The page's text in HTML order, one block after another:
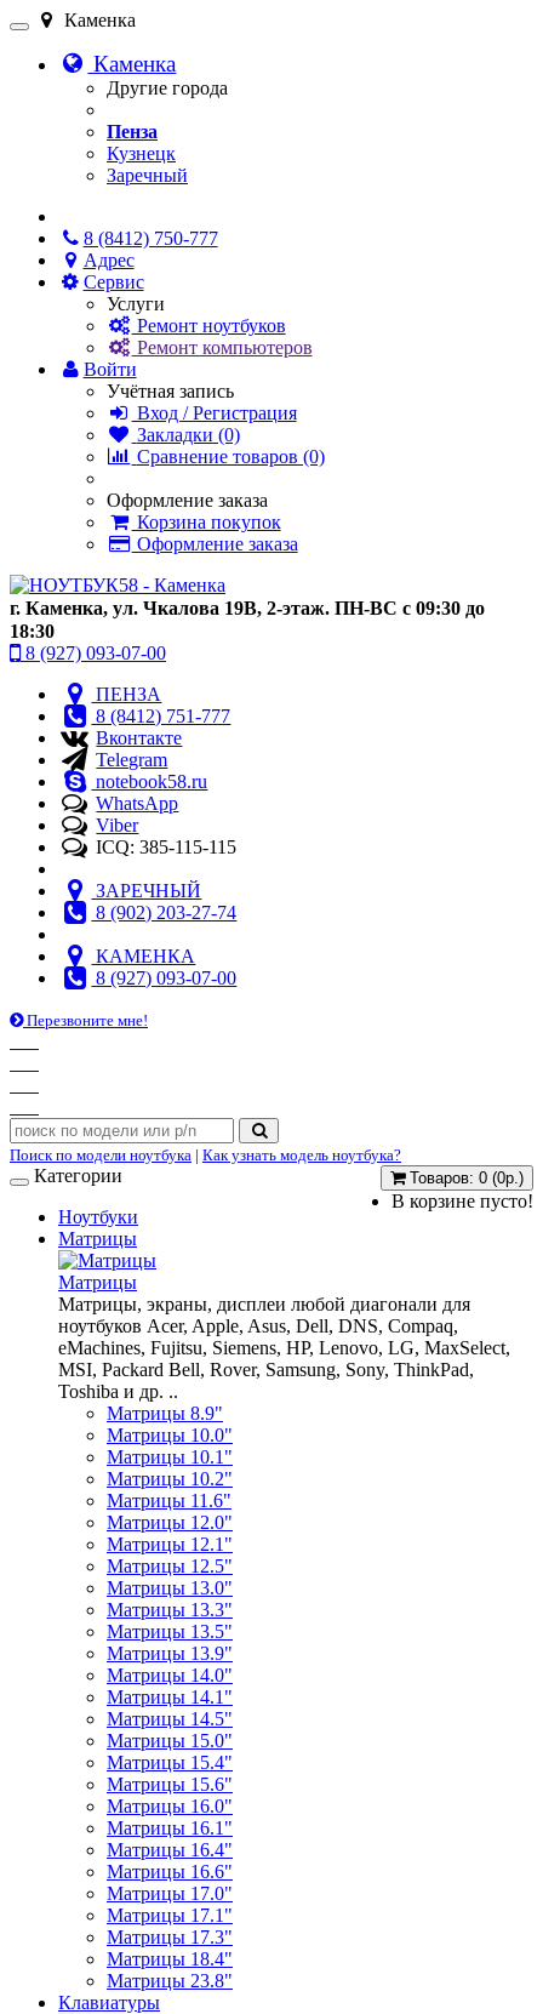
Каменка
Каменка
Другие города
Пенза
Кузнецк
Заречный
8 (8412) 750-777
Адрес
Сервис
Услуги
Ремонт ноутбуков
Ремонт компьютеров
Войти
Учётная запись
Вход / Регистрация
Закладки (0)
Сравнение товаров (0)
Оформление заказа
Корзина покупок
Оформление заказа
г. Каменка, ул. Чкалова 19В, 2-этаж. ПН-ВС с 09:30 до
18:30
8 (927) 093-07-00
ПЕНЗА
8 (8412) 751-777
Вконтакте
Telegram
notebook58.ru
WhatsApp
Viber
ICQ: 385-115-115
ЗАРЕЧНЫЙ
8 (902) 203-27-74
КАМЕНКА
8 (927) 093-07-00
Перезвоните мне!
Поиск по модели ноутбука | Как узнать модель ноутбука?
Товаров: 0 (0р.)
В корзине пусто!
Категории
Ноутбуки
Матрицы
Матрицы
Матрицы, экраны, дисплеи любой диагонали для
ноутбуков Acer, Apple, Asus, Dell, DNS, Compaq,
eMachines, Fujitsu, Siemens, HP, Lenovo, LG, MaxSelect,
MSI, Packard Bell, Rover, Samsung, Sony, ThinkPad,
Toshiba и др. ..
Матрицы 8.9"
Матрицы 10.0"
Матрицы 10.1"
Матрицы 10.2"
Матрицы 11.6"
Матрицы 12.0"
Матрицы 12.1"
Матрицы 12.5"
Матрицы 13.0"
Матрицы 13.3"
Матрицы 13.5"
Матрицы 13.9"
Матрицы 14.0"
Матрицы 14.1"
Матрицы 14.5"
Матрицы 15.0"
Матрицы 15.4"
Матрицы 15.6"
Матрицы 16.0"
Матрицы 16.1"
Матрицы 16.4"
Матрицы 16.6"
Матрицы 17.0"
Матрицы 17.1"
Матрицы 17.3"
Матрицы 18.4"
Матрицы 23.8"
Клавиатуры